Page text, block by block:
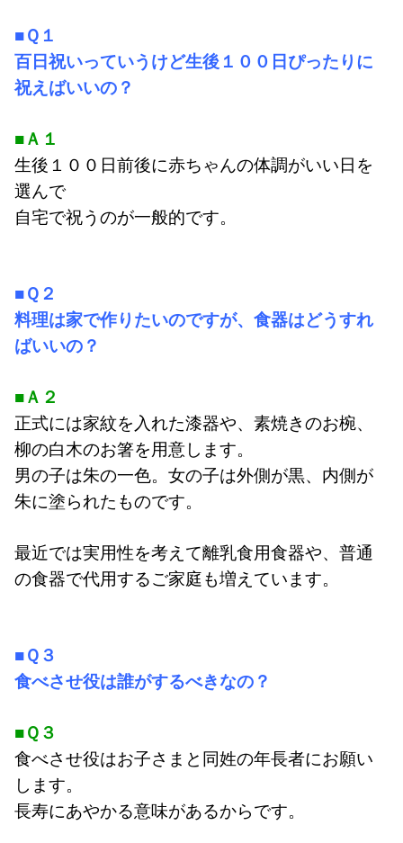
■Ｑ１
百日祝いっていうけど生後１００日ぴったりに
祝えばいいの？
■Ａ１
生後１００日前後に赤ちゃんの体調がいい日を
選んで
自宅で祝うのが一般的です。
■Ｑ２
料理は家で作りたいのですが、食器はどうすれ
ばいいの？
■Ａ２
正式には家紋を入れた漆器や、素焼きのお椀、
柳の白木のお箸を用意します。
男の子は朱の一色。女の子は外側が黒、内側が
朱に塗られたものです。
最近では実用性を考えて離乳食用食器や、 普通
の食器で代用するご家庭も増えています。
■Ｑ３
食べさせ役は誰がするべきなの？
■Ｑ３
食べさせ役はお子さまと同姓の年長者にお願い
します。
長寿にあやかる意味があるからです。